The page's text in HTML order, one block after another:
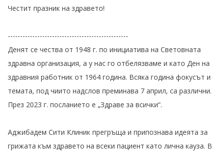
Честит празник на здравето!
-------------------------------------------------
Денят се чества от 1948 г. по инициатива на Световната
здравна организация, а у нас го отбелязваме и като Ден на
здравния работник от 1964 година. Всяка година фокусът и
темата, под чиито надслов преминава 7 април, са различни.
През 2023 г. посланието е „Здраве за всички“.
Аджибадем Сити Клиник прегръща и припознава идеята за
грижата към здравето на всеки пациент като лична кауза. В